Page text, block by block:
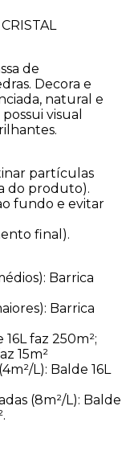
de
Decora e
natural e
visual
partículas
do produto).
fundo e evitar
final).
Barrica
Barrica
faz 250m²;
15m²
L): Balde 16L
(8m²/L): Balde